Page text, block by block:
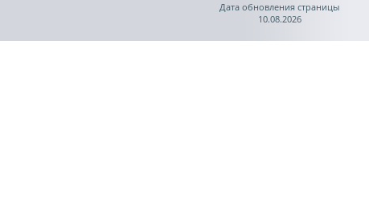
Дата обновления страницы
10.08.2026